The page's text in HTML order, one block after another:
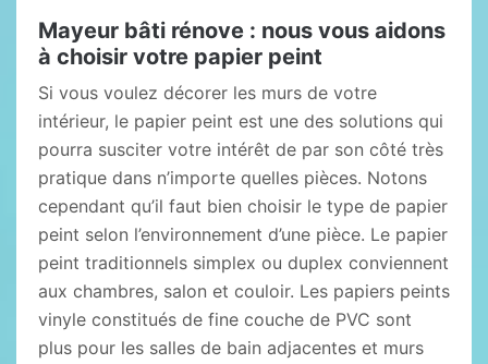
Mayeur bâti rénove : nous vous aidons
à choisir votre papier peint
Si vous voulez décorer les murs de votre
intérieur, le papier peint est une des solutions qui
pourra susciter votre intérêt de par son côté très
pratique dans n’importe quelles pièces. Notons
cependant qu’il faut bien choisir le type de papier
peint selon l’environnement d’une pièce. Le papier
peint traditionnels simplex ou duplex conviennent
aux chambres, salon et couloir. Les papiers peints
vinyle constitués de fine couche de PVC sont
plus pour les salles de bain adjacentes et murs